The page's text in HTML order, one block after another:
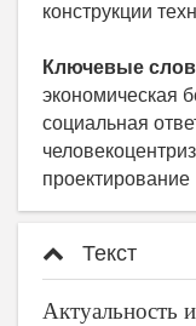
конструкции
Ключевые
экономическая
социальная
проектирование
Текст
Актуальность